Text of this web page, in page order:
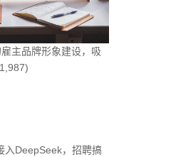
主品牌形象建设，吸
入DeepSeek，招聘搞